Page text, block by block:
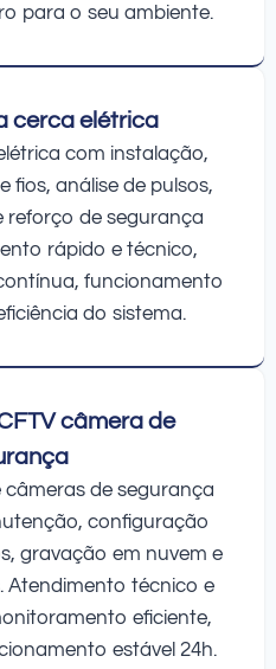
para o seu ambiente.
cerca elétrica
com instalação,
fios, análise de pulsos,
reforço de segurança
rápido e técnico,
funcionamento
do sistema.
câmera de
câmeras de segurança
configuração
gravação em nuvem e
Atendimento técnico e
eficiente,
estável 24h.